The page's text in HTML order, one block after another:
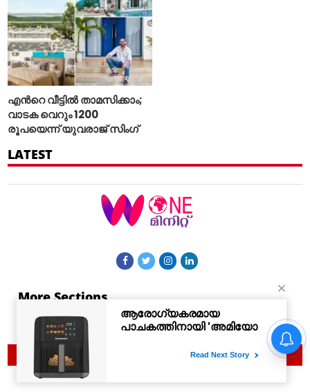
എന്‍റെ വീട്ടില്‍ താമസിക്കാം;
വാടക വെറും 1200
രൂപയെന്ന് യുവരാജ് സിംഗ്
LATEST
More Sections
Contact Us
© 2021 Woneminute